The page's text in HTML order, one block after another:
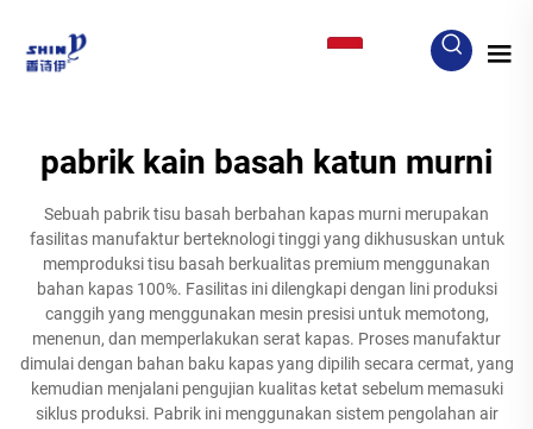
pabrik kain basah katun murni
Sebuah pabrik tisu basah berbahan kapas murni merupakan
fasilitas manufaktur berteknologi tinggi yang dikhususkan untuk
memproduksi tisu basah berkualitas premium menggunakan
bahan kapas 100%. Fasilitas ini dilengkapi dengan lini produksi
canggih yang menggunakan mesin presisi untuk memotong,
menenun, dan memperlakukan serat kapas. Proses manufaktur
dimulai dengan bahan baku kapas yang dipilih secara cermat, yang
kemudian menjalani pengujian kualitas ketat sebelum memasuki
siklus produksi. Pabrik ini menggunakan sistem pengolahan air